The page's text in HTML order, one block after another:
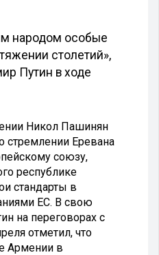
народом особые
столетий»,
Путин в ходе
Никол Пашинян
стремлении Еревана
союзу,
республике
стандарты в
ЕС. В свою
на переговорах с
отметил, что
Армении в